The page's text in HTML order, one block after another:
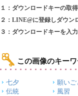
１：ダウンロードキーの取
２：LINE@に登録しダウン
３：ダウンロードキーを入
この画像のキー
七夕 願いご
伝統
風習